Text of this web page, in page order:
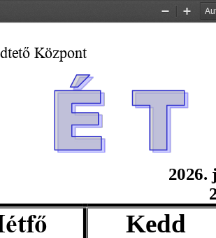
Zoom
Zoom
Központ
2026.
Kedd